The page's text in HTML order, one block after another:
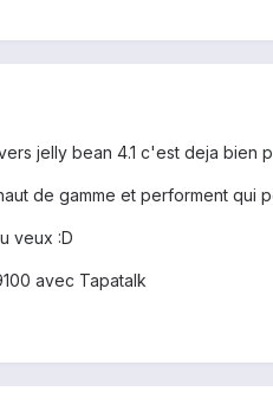
jelly bean 4.1 c'est deja bien
de gamme et performent qui
veux :D
avec Tapatalk